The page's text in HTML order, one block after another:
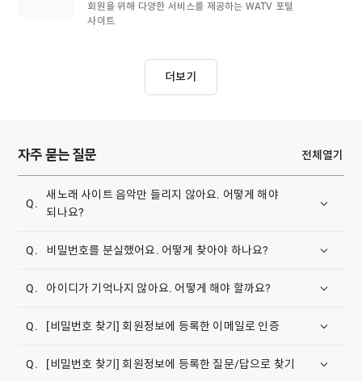
회원을 위해 다양한 서비스를 제공하는 WATV 포털
사이트
더보기
자주 묻는 질문 전체열기
새노래 사이트 음악만 들리지 않아요. 어떻게 해야
되나요?
비밀번호를 분실했어요. 어떻게 찾아야 하나요?
찾기]를 클릭합니다.
아이디가 기억나지 않아요. 어떻게 해야 할까요?
클릭합니다.
[비밀번호 찾기] 회원정보에 등록한 이메일로 인증
1.[회원정보에 등록한 이메일로 인증]을 선택합니다.
[비밀번호 찾기] 회원정보에 등록한 질문/답으로 찾기